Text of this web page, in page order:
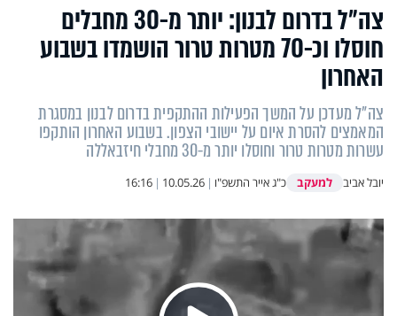
צה״ל בדרום לבנון: יותר מ-30 מחבלים
חוסלו וכ-70 מטרות טרור הושמדו בשבוע
האחרון
צה"ל מעדכן על המשך הפעילות ההתקפית בדרום לבנון במסגרת
המאמצים להסרת איום על יישובי הצפון. בשבוע האחרון הותקפו
עשרות מטרות טרור וחוסלו יותר מ-30 מחבלי חיזבאללה
יובל אביב למעקב כ"ג אייר התשפ"ו |
10.05.26
|
16:16